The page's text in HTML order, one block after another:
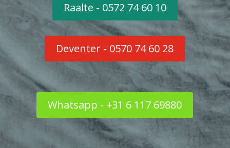
Raalte - 0572 74 60 10
Deventer - 0570 74 60 28
Whatsapp - +31 6 117 69880